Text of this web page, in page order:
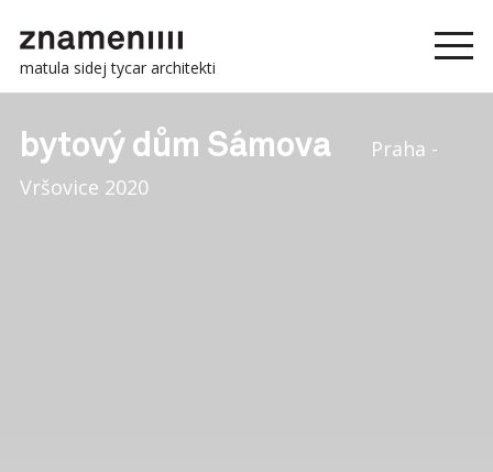
matula sidej tycar architekti
bytový dům Sámova
Praha -
Vršovice 2020